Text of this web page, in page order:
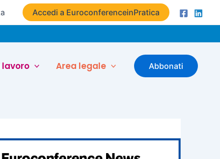
Accedi a EuroconferenceinPratica
lavoro Area legale Abbonati